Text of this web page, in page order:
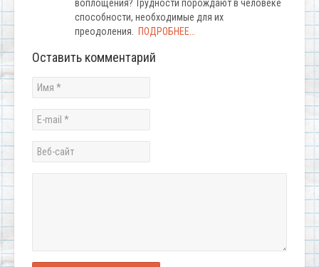
воплощения? Трудности порождают в человеке
способности, необходимые для их
преодоления. ПОДРОБНЕЕ…
Оставить комментарий